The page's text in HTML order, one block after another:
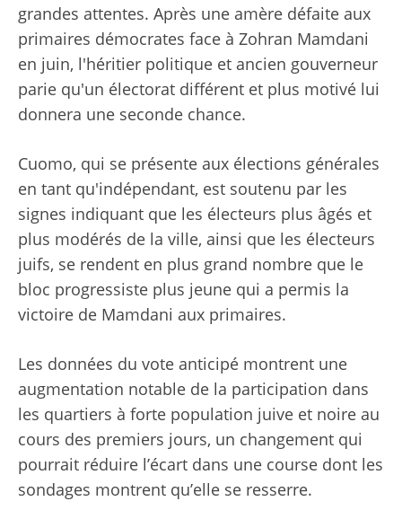
grandes attentes. Après une amère défaite aux
primaires démocrates face à Zohran Mamdani
en juin, l'héritier politique et ancien gouverneur
parie qu'un électorat différent et plus motivé lui
donnera une seconde chance.
Cuomo, qui se présente aux élections générales
en tant qu'indépendant, est soutenu par les
signes indiquant que les électeurs plus âgés et
plus modérés de la ville, ainsi que les électeurs
juifs, se rendent en plus grand nombre que le
bloc progressiste plus jeune qui a permis la
victoire de Mamdani aux primaires.
Les données du vote anticipé montrent une
augmentation notable de la participation dans
les quartiers à forte population juive et noire au
cours des premiers jours, un changement qui
pourrait réduire l’écart dans une course dont les
sondages montrent qu’elle se resserre.